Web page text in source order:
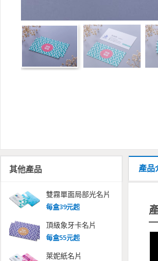
其他產品
雙霧單面局部光名片
每盒39元起
頂級象牙卡名片
每盒55元起
萊妮紙名片
產品